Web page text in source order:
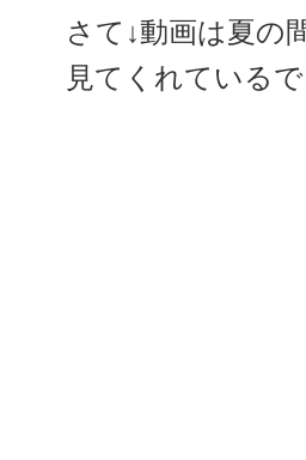
さて↓動画は夏の
見てくれている